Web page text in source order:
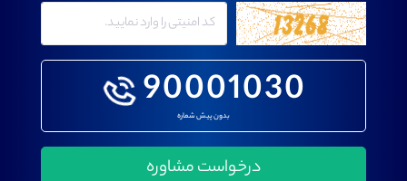
90001030
بدون پیش شماره